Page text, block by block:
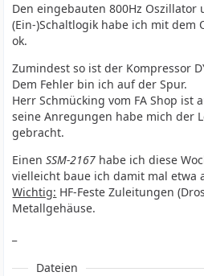
Den eingebauten 800Hz Oszillator
(Ein-)Schaltlogik habe ich mit dem
ok.
Zumindest so ist der Kompressor
Dem Fehler bin ich auf der Spur.
Herr Schmücking vom FA Shop ist
seine Anregungen habe mich der
gebracht.
EinenSSM-2167 habe ich diese
vielleicht baue ich damit mal etwa
Wichtig: HF-Feste Zuleitungen
Metallgehäuse.
Dateien